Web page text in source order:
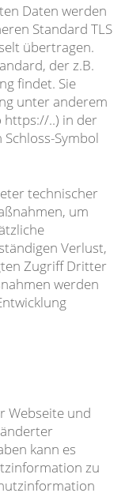
Daten werden
Standard TLS
übertragen.
der z.B.
findet. Sie
unter anderem
https://..) in der
Symbol
technischer
um
Verlust,
Zugriff Dritter
werden
Webseite und
kann es
zu